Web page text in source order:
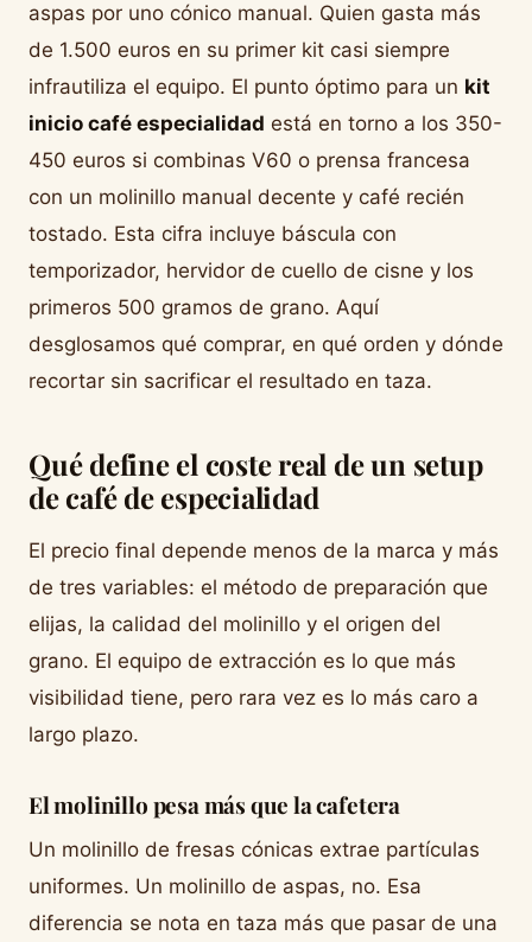
aspas por uno cónico manual. Quien gasta más
de 1.500 euros en su primer kit casi siempre
infrautiliza el equipo. El punto óptimo para un kit
inicio café especialidad está en torno a los 350-
450 euros si combinas V60 o prensa francesa
con un molinillo manual decente y café recién
tostado. Esta cifra incluye báscula con
temporizador, hervidor de cuello de cisne y los
primeros 500 gramos de grano. Aquí
desglosamos qué comprar, en qué orden y dónde
recortar sin sacrificar el resultado en taza.
Qué define el coste real de un setup
de café de especialidad
El precio final depende menos de la marca y más
de tres variables: el método de preparación que
elijas, la calidad del molinillo y el origen del
grano. El equipo de extracción es lo que más
visibilidad tiene, pero rara vez es lo más caro a
largo plazo.
El molinillo pesa más que la cafetera
Un molinillo de fresas cónicas extrae partículas
uniformes. Un molinillo de aspas, no. Esa
diferencia se nota en taza más que pasar de una